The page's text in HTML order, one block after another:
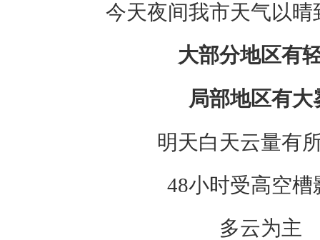
今天夜间我市天气以晴
大部分地区有
局部地区有大
明天白天云量有
48小时受高空槽
多云为主